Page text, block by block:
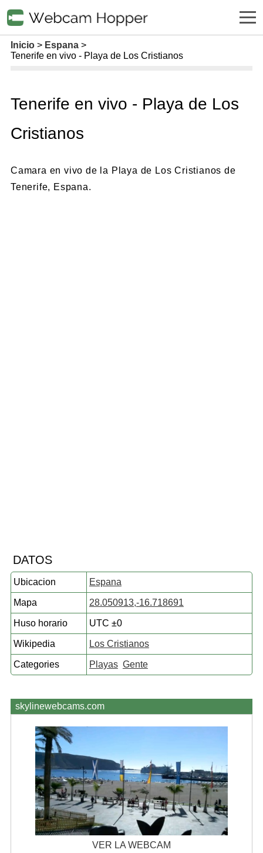
Inicio
Espana
Tenerife en vivo - Playa de Los Cristianos
Tenerife en vivo - Playa de Los
Cristianos
Camara en vivo de la Playa de Los Cristianos de
Tenerife, Espana.
DATOS
Ubicacion Espana
Mapa 28.050913,-16.718691
Huso horario UTC ±0
Wikipedia Los Cristianos
Categories Playas Gente
skylinewebcams.com
VER LA WEBCAM